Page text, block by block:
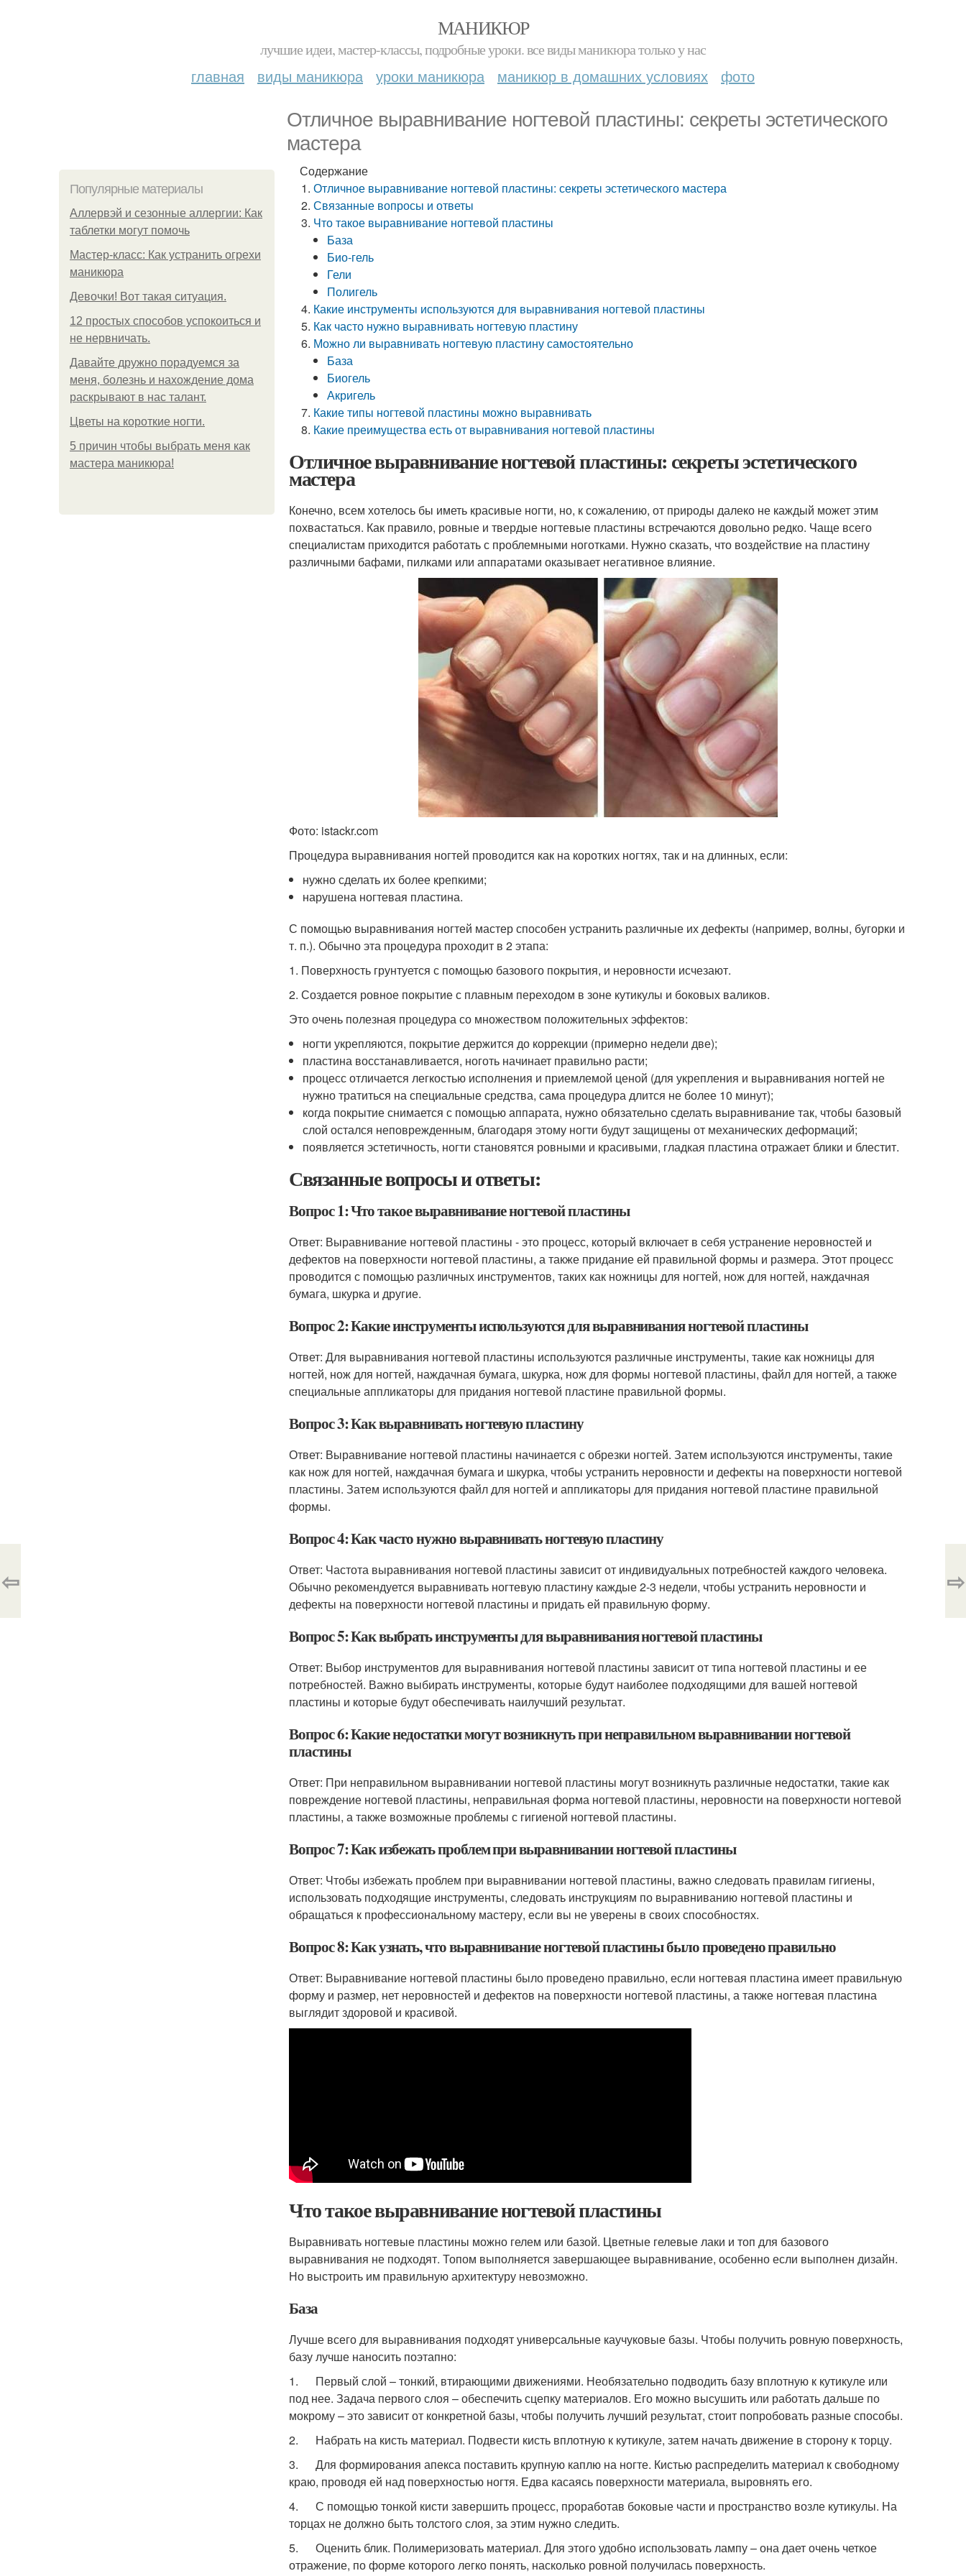
МАНИКЮР
лучшие идеи, мастер-классы, подробные уроки. все виды маникюра только у нас
главная виды маникюра уроки маникюра маникюр в домашних условиях фото
Отличное выравнивание ногтевой пластины: секреты эстетического
мастера
Популярные материалы
Аллервэй и сезонные аллергии: Как
таблетки могут помочь
Мастер-класс: Как устранить огрехи
маникюра
Девочки! Вот такая ситуация.
12 простых способов успокоиться и
не нервничать.
Давайте дружно порадуемся за
меня, болезнь и нахождение дома
раскрывают в нас талант.
Цветы на короткие ногти.
5 причин чтобы выбрать меня как
мастера маникюра!
Содержание
Отличное выравнивание ногтевой пластины: секреты эстетического мастера
Связанные вопросы и ответы
Что такое выравнивание ногтевой пластины
База
Био-гель
Гели
Полигель
Какие инструменты используются для выравнивания ногтевой пластины
Как часто нужно выравнивать ногтевую пластину
Можно ли выравнивать ногтевую пластину самостоятельно
База
Биогель
Акригель
Какие типы ногтевой пластины можно выравнивать
Какие преимущества есть от выравнивания ногтевой пластины
Отличное выравнивание ногтевой пластины: секреты эстетического
мастера
Конечно, всем хотелось бы иметь красивые ногти, но, к сожалению, от природы далеко не каждый может этим
похвастаться. Как правило, ровные и твердые ногтевые пластины встречаются довольно редко. Чаще всего
специалистам приходится работать с проблемными ноготками. Нужно сказать, что воздействие на пластину
различными бафами, пилками или аппаратами оказывает негативное влияние.
Фото: istackr.com
Процедура выравнивания ногтей проводится как на коротких ногтях, так и на длинных, если:
нужно сделать их более крепкими;
нарушена ногтевая пластина.
С помощью выравнивания ногтей мастер способен устранить различные их дефекты (например, волны, бугорки и
т. п.). Обычно эта процедура проходит в 2 этапа:
1. Поверхность грунтуется с помощью базового покрытия, и неровности исчезают.
2. Создается ровное покрытие с плавным переходом в зоне кутикулы и боковых валиков.
Это очень полезная процедура со множеством положительных эффектов:
ногти укрепляются, покрытие держится до коррекции (примерно недели две);
пластина восстанавливается, ноготь начинает правильно расти;
процесс отличается легкостью исполнения и приемлемой ценой (для укрепления и выравнивания ногтей не
нужно тратиться на специальные средства, сама процедура длится не более 10 минут);
когда покрытие снимается с помощью аппарата, нужно обязательно сделать выравнивание так, чтобы базовый
слой остался неповрежденным, благодаря этому ногти будут защищены от механических деформаций;
появляется эстетичность, ногти становятся ровными и красивыми, гладкая пластина отражает блики и блестит.
Связанные вопросы и ответы:
Вопрос 1: Что такое выравнивание ногтевой пластины
Ответ: Выравнивание ногтевой пластины - это процесс, который включает в себя устранение неровностей и
дефектов на поверхности ногтевой пластины, а также придание ей правильной формы и размера. Этот процесс
проводится с помощью различных инструментов, таких как ножницы для ногтей, нож для ногтей, наждачная
бумага, шкурка и другие.
Вопрос 2: Какие инструменты используются для выравнивания ногтевой пластины
Ответ: Для выравнивания ногтевой пластины используются различные инструменты, такие как ножницы для
ногтей, нож для ногтей, наждачная бумага, шкурка, нож для формы ногтевой пластины, файл для ногтей, а также
специальные аппликаторы для придания ногтевой пластине правильной формы.
Вопрос 3: Как выравнивать ногтевую пластину
Ответ: Выравнивание ногтевой пластины начинается с обрезки ногтей. Затем используются инструменты, такие
как нож для ногтей, наждачная бумага и шкурка, чтобы устранить неровности и дефекты на поверхности ногтевой
пластины. Затем используются файл для ногтей и аппликаторы для придания ногтевой пластине правильной
формы.
Вопрос 4: Как часто нужно выравнивать ногтевую пластину
Ответ: Частота выравнивания ногтевой пластины зависит от индивидуальных потребностей каждого человека.
Обычно рекомендуется выравнивать ногтевую пластину каждые 2-3 недели, чтобы устранить неровности и
дефекты на поверхности ногтевой пластины и придать ей правильную форму.
Вопрос 5: Как выбрать инструменты для выравнивания ногтевой пластины
Ответ: Выбор инструментов для выравнивания ногтевой пластины зависит от типа ногтевой пластины и ее
потребностей. Важно выбирать инструменты, которые будут наиболее подходящими для вашей ногтевой
пластины и которые будут обеспечивать наилучший результат.
Вопрос 6: Какие недостатки могут возникнуть при неправильном выравнивании ногтевой
пластины
Ответ: При неправильном выравнивании ногтевой пластины могут возникнуть различные недостатки, такие как
повреждение ногтевой пластины, неправильная форма ногтевой пластины, неровности на поверхности ногтевой
пластины, а также возможные проблемы с гигиеной ногтевой пластины.
Вопрос 7: Как избежать проблем при выравнивании ногтевой пластины
Ответ: Чтобы избежать проблем при выравнивании ногтевой пластины, важно следовать правилам гигиены,
использовать подходящие инструменты, следовать инструкциям по выравниванию ногтевой пластины и
обращаться к профессиональному мастеру, если вы не уверены в своих способностях.
Вопрос 8: Как узнать, что выравнивание ногтевой пластины было проведено правильно
Ответ: Выравнивание ногтевой пластины было проведено правильно, если ногтевая пластина имеет правильную
форму и размер, нет неровностей и дефектов на поверхности ногтевой пластины, а также ногтевая пластина
выглядит здоровой и красивой.
Что такое выравнивание ногтевой пластины
Выравнивать ногтевые пластины можно гелем или базой. Цветные гелевые лаки и топ для базового
выравнивания не подходят. Топом выполняется завершающее выравнивание, особенно если выполнен дизайн.
Но выстроить им правильную архитектуру невозможно.
База
Лучше всего для выравнивания подходят универсальные каучуковые базы. Чтобы получить ровную поверхность,
базу лучше наносить поэтапно:
1. Первый слой – тонкий, втирающими движениями. Необязательно подводить базу вплотную к кутикуле или
под нее. Задача первого слоя – обеспечить сцепку материалов. Его можно высушить или работать дальше по
мокрому – это зависит от конкретной базы, чтобы получить лучший результат, стоит попробовать разные способы.
2. Набрать на кисть материал. Подвести кисть вплотную к кутикуле, затем начать движение в сторону к торцу.
3. Для формирования апекса поставить крупную каплю на ногте. Кистью распределить материал к свободному
краю, проводя ей над поверхностью ногтя. Едва касаясь поверхности материала, выровнять его.
4. С помощью тонкой кисти завершить процесс, проработав боковые части и пространство возле кутикулы. На
торцах не должно быть толстого слоя, за этим нужно следить.
5. Оценить блик. Полимеризовать материал. Для этого удобно использовать лампу – она дает очень четкое
отражение, по форме которого легко понять, насколько ровной получилась поверхность.
⇦ ⇨